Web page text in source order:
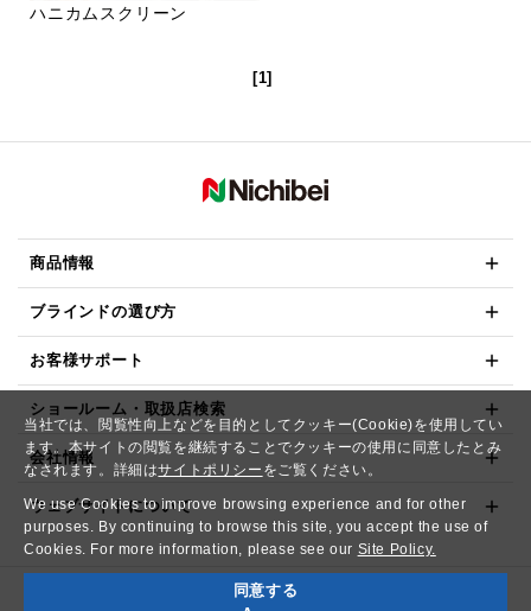
当社では、閲覧性向上などを目的としてクッキー(Cookie)を使用してい
ます。本サイトの閲覧を継続することでクッキーの使用に同意したとみ
なされます。詳細はサイトポリシー をご覧ください。
We use Cookies to improve browsing experience and for other
purposes. By continuing to browse this site, you accept the use of
Cookies. For more information, please see our Site Policy.
同意する
ハニカムスクリーン
[1]
商品情報
ブラインドの選び方
お客様サポート
ショールーム・取扱店検索
会社情報
ウェブサイトについて
Copyright© NICHIBEI CO.,LTD. All Rights Reserved.